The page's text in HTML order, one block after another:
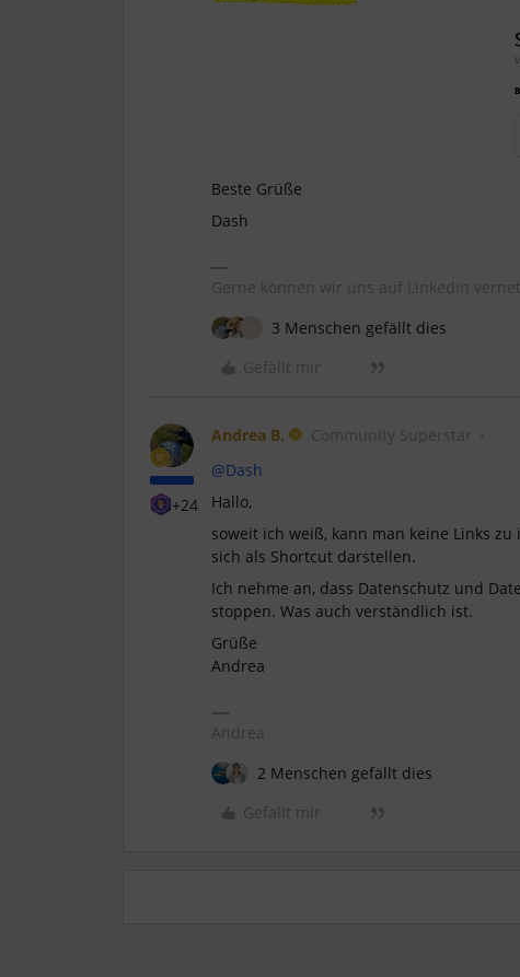
Beste Grüße
Dash
Gerne können wir uns auf LinkedIn
3 Menschen gefällt dies
Gefällt mir
+24
Andrea B. Community Superstar
@Dash
Hallo,
soweit ich weiß, kann man keine Links
sich als Shortcut darstellen.
Ich nehme an, dass Datenschutz und
stoppen. Was auch verständlich ist.
Grüße
Andrea
Andrea
2 Menschen gefällt dies
Gefällt mir